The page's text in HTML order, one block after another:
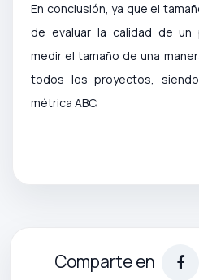
En conclusión, ya que el
de evaluar la calidad de un
medir el tamaño de una
todos los proyectos,
métrica ABC.
Comparte en